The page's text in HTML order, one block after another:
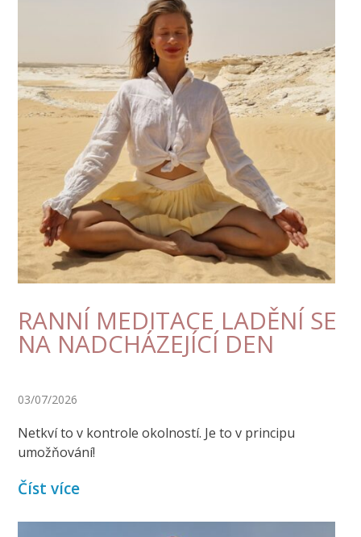
RANNÍ MEDITACE LADĚNÍ SE
NA NADCHÁZEJÍCÍ DEN
03/07/2026
Netkví to v kontrole okolností. Je to v principu
umožňování!
Číst více